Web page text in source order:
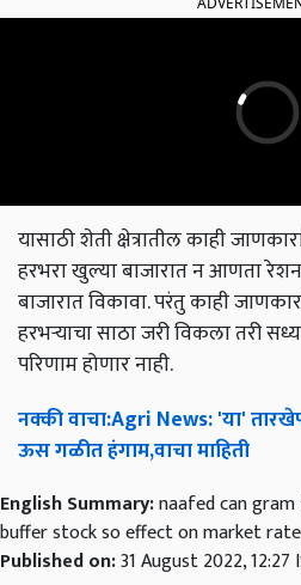
यासाठी शेती क्षेत्रातील काही
हरभरा खुल्या बाजारात न आणता
बाजारात विकावा. परंतु काही
हरभऱ्याचा साठा जरी विकला तरी
परिणाम होणार नाही.
नक्कीवाचा:Agri News: 'या'
ऊसगळीतहंगाम,वाचामाहिती
English Summary:naafed can
buffer stock so effect on market rate
Published on:31 August 2022, 12:27